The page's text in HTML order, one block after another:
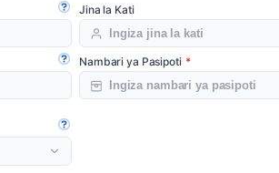
Fungua mwongozo
Jina la Kati
Fungua mwongozo
Nambari ya Pasipoti
Fungua mwongozo